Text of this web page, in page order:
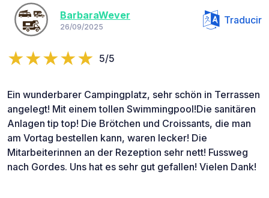
BarbaraWever
26/09/2025
Traducir
5/5
Ein wunderbarer Campingplatz, sehr schön in Terrassen
angelegt! Mit einem tollen Swimmingpool!Die sanitären
Anlagen tip top! Die Brötchen und Croissants, die man
am Vortag bestellen kann, waren lecker! Die
Mitarbeiterinnen an der Rezeption sehr nett! Fussweg
nach Gordes. Uns hat es sehr gut gefallen! Vielen Dank!